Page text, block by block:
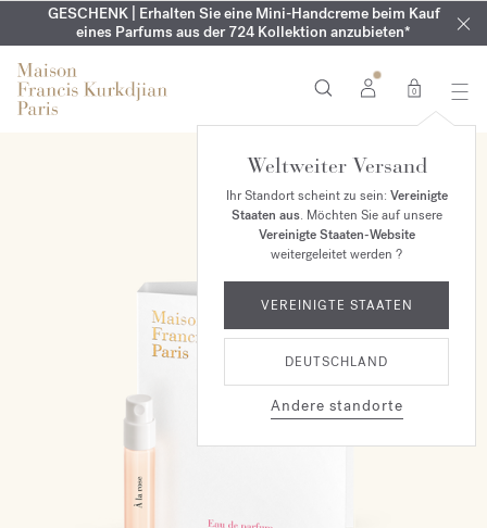
EXKLUSIV | Erhalten Sie OUDvelvet moodin Ihrer Bestellung*
GESCHENK | Erhalten Sie eine Mini-Handcreme beim Kauf
eines Parfums aus der 724 Kollektion anzubieten*
KOSTENLOSE GRAVUR | Auf die AquaCologne forte
Kollektion bis zum 16. August
SOMMERGARDEROBE | Finde deinen persönlichen
Sommerduft
0
Weltweiter Versand
Ihr Standort scheint zu sein: Vereinigte
Staaten aus. Möchten Sie auf unsere
Vereinigte Staaten-Website
weitergeleitet werden ?
VEREINIGTE STAATEN
DEUTSCHLAND
Andere standorte